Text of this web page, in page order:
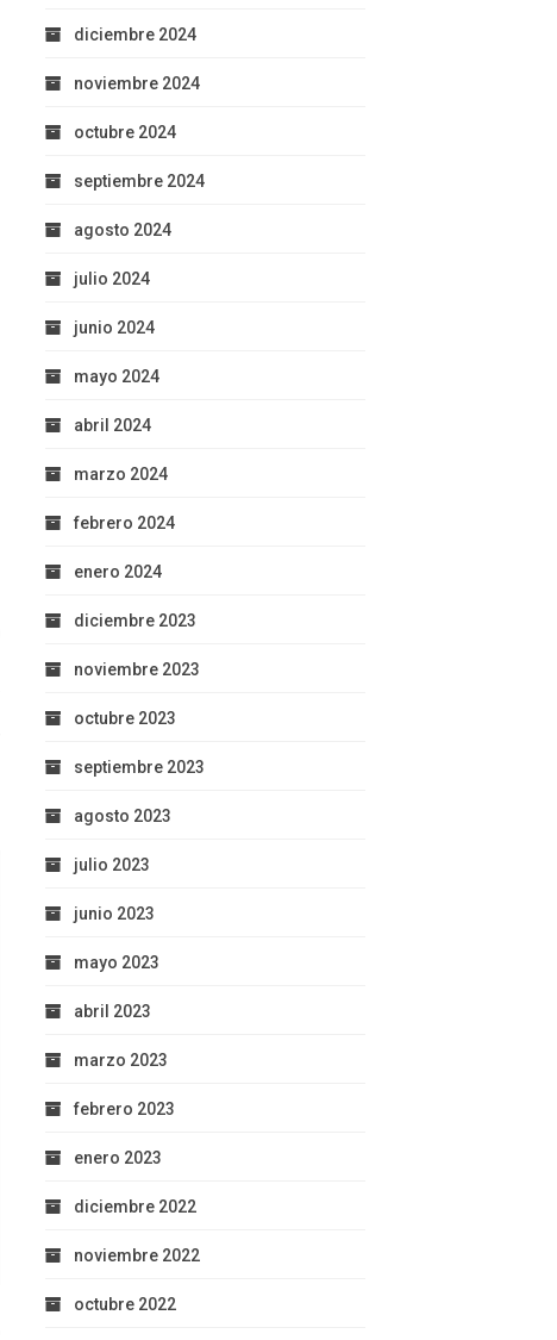
diciembre 2024
noviembre 2024
octubre 2024
septiembre 2024
agosto 2024
julio 2024
junio 2024
mayo 2024
abril 2024
marzo 2024
febrero 2024
enero 2024
diciembre 2023
noviembre 2023
octubre 2023
septiembre 2023
agosto 2023
julio 2023
junio 2023
mayo 2023
abril 2023
marzo 2023
febrero 2023
enero 2023
diciembre 2022
noviembre 2022
octubre 2022